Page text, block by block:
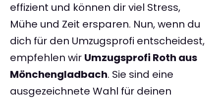
effizient und können dir viel Stress,
Mühe und Zeit ersparen. Nun, wenn du
dich für den Umzugsprofi entscheidest,
empfehlen wir Umzugsprofi Roth aus
Mönchengladbach. Sie sind eine
ausgezeichnete Wahl für deinen